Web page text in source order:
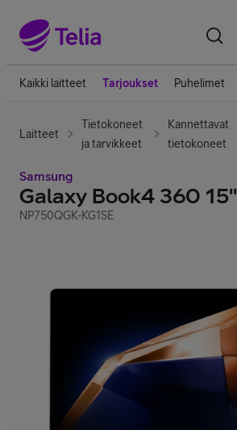
Kaikki laitteet Tarjoukset Puhelimet
Laitteet
Tietokoneet
ja tarvikkeet
Kannettavat
tietokoneet
Samsung
Galaxy Book4 360 15"
NP750QGK-KG1SE